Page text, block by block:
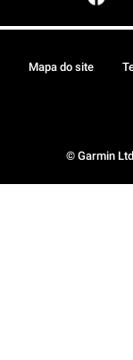
© Garmin
Mapa do site